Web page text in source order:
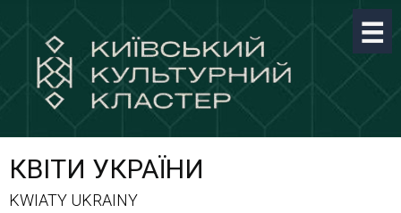
КВІТИ УКРАЇНИ
KWIATY UKRAINY